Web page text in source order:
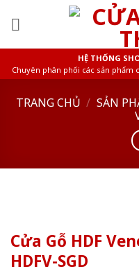
HỆ THỐNG
Chuyên phân phối các sản phẩm
TRANG CHỦ / SẢN
Cửa Gỗ HDF
HDFV-SGD